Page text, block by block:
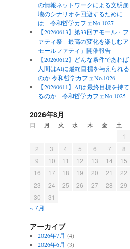
の情報ネットワークによる文明崩
壊のシナリオを回避するために
は 令和哲学カフェNo.1027
【20260613】第33回アモール・フ
ァティ祭「最高の変化を楽しむア
モールファティ」開催報告
【20260612】どんな条件であれば
人間はAIに最終目標を与えられる
のか 令和哲学カフェNo.1026
【20260611】AIは最終目標を持て
るのか 令和哲学カフェNo.1025
2026年8月
日 月 火 水 木 金 土
1
2
3 4 5 6 7
8
9
10 11 12 13 14
15
16
17 18 19 20 21
22
23
24 25 26 27 28
29
30
31
« 7月
アーカイブ
2026年7月 (4)
2026年6月 (3)